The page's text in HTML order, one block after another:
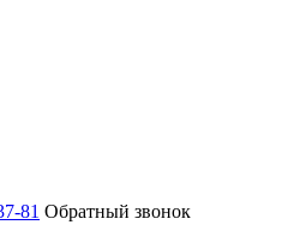
81 Обратный звонок